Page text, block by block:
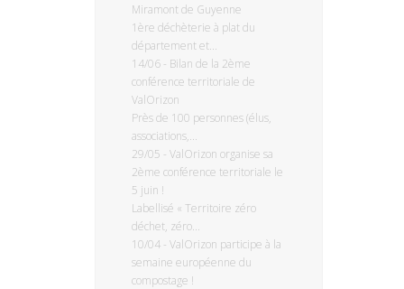
Miramont de Guyenne
1ère déchèterie à plat du
département et...
14/06 - Bilan de la 2ème
conférence territoriale de
ValOrizon
Près de 100 personnes (élus,
associations,...
29/05 - ValOrizon organise sa
2ème conférence territoriale le
5 juin !
Labellisé « Territoire zéro
déchet, zéro...
10/04 - ValOrizon participe à la
semaine européenne du
compostage !